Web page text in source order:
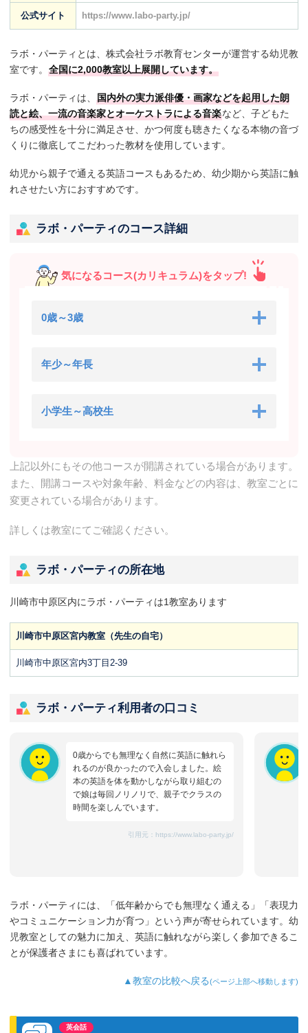
公式サイト https://www.labo-party.jp/
ラボ・パーティとは、株式会社ラボ教育センターが運営する幼児教
室です。 全国に2,000教室以上展開しています。
ラボ・パーティは、 国内外の実力派俳優・画家などを起用した朗
読と絵、一流の音楽家とオーケストラによる音楽など、子どもた
ちの感受性を十分に満足させ、かつ何度も聴きたくなる本物の音づ
くりに徹底してこだわった教材を使用しています。
幼児から親子で通える英語コースもあるため、幼少期から英語に触
れさせたい方におすすめです。
ラボ・パーティのコース詳細
気になるコース(カリキュラム)をタップ!
0歳～3歳
年少～年長
小学生～高校生
上記以外にもその他コースが開講されている場合があります。
また、開講コースや対象年齢、料金などの内容は、教室ごとに
変更されている場合があります。
詳しくは教室にてご確認ください。
ラボ・パーティの所在地
川崎市中原区内にラボ・パーティは1教室あります
川崎市中原区宮内教室（先生の自宅）
川崎市中原区宮内3丁目2-39
ラボ・パーティ利用者の口コミ
0歳からでも無理なく自然に英語に触れら
れるのが良かったので入会しました。絵
本の英語を体を動かしながら取り組むの
で娘は毎回ノリノリで、親子でクラスの
時間を楽しんでいます。
引用元： https://www.labo-party.jp/
ラボ・パーティには、「低年齢からでも無理なく通える」「表現力
やコミュニケーション力が育つ」という声が寄せられています。幼
児教室としての魅力に加え、英語に触れながら楽しく参加できるこ
とが保護者さまにも喜ばれています。
▲教室の比較へ戻る(ページ上部へ移動します)
英会話